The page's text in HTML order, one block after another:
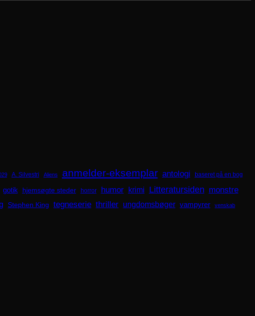
A. Silvestri Aliens anmelder-eksemplar antologi baseret på en bog
gotik hjemsøgte steder horror humor krimi Litteratursiden monstre
Stephen King tegneserie thriller ungdomsbøger vampyrer venskab